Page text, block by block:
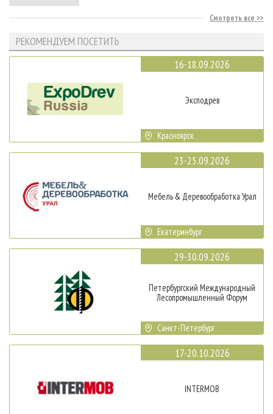
Смотреть все
РЕКОМЕНДУЕМ ПОСЕТИТЬ
16-18.09.2026
Эксподрев
Красноярск
23-25.09.2026
Мебель & Деревообработка Урал
Екатеринбург
29-30.09.2026
Петербургский Международный
Лесопромышленный Форум
Санкт-Петербург
17-20.10.2026
INTERMOB